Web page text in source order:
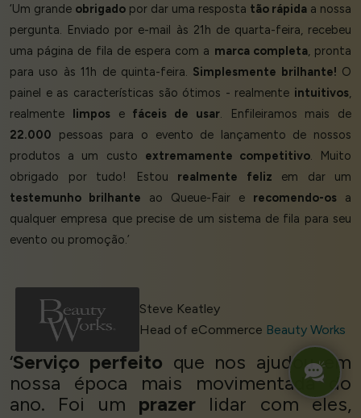
‘Um grande obrigado por dar uma resposta tão rápida a nossa
pergunta. Enviado por e-mail às 21h de quarta-feira, recebeu
uma página de fila de espera com a marca completa, pronta
para uso às 11h de quinta-feira. Simplesmente brilhante! O
painel e as características são ótimos - realmente intuitivos,
realmente limpose fáceis de usar. Enfileiramos mais de
22.000 pessoas para o evento de lançamento de nossos
produtos a um custo extremamente competitivo. Muito
obrigado por tudo! Estou realmente feliz em dar um
testemunho brilhante ao Queue-Fair e recomendo-os a
qualquer empresa que precise de um sistema de fila para seu
evento ou promoção.’
Steve Keatley
Head of eCommerce Beauty Works
‘Serviço perfeito que nos ajudou em
nossa época mais movimentada do
ano. Foi um prazer lidar com eles,